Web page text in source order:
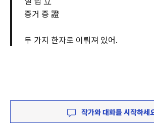
증거 증 證
두 가지 한자로 이뤄져 있어.
작가와 대화를 시작하세